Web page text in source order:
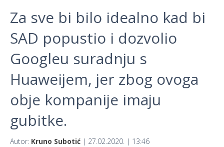
Za sve bi bilo idealno kad bi
SAD popustio i dozvolio
Googleu suradnju s
Huaweijem, jer zbog ovoga
obje kompanije imaju
gubitke.
Autor: Kruno Subotić | 27.02.2020. | 13:46